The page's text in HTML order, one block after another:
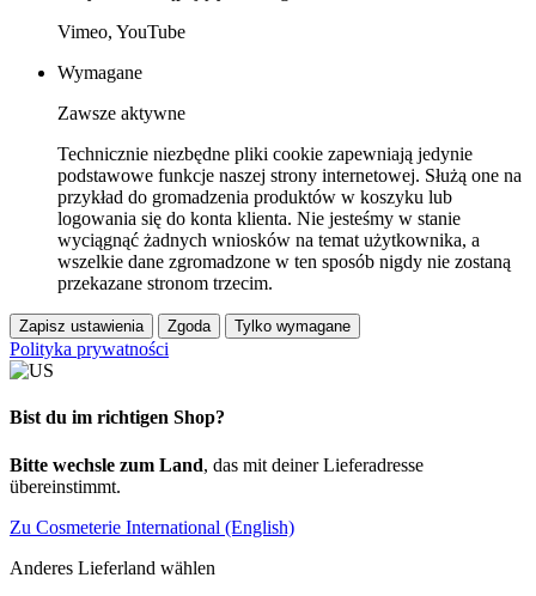
Vimeo, YouTube
Wymagane
Zawsze aktywne
Technicznie niezbędne pliki cookie zapewniają jedynie
podstawowe funkcje naszej strony internetowej. Służą one na
przykład do gromadzenia produktów w koszyku lub
logowania się do konta klienta. Nie jesteśmy w stanie
wyciągnąć żadnych wniosków na temat użytkownika, a
wszelkie dane zgromadzone w ten sposób nigdy nie zostaną
przekazane stronom trzecim.
Zapisz ustawienia Zgoda Tylko wymagane
Polityka prywatności
Bist du im richtigen Shop?
Bitte wechsle zum Land, das mit deiner Lieferadresse
übereinstimmt.
Zu Cosmeterie International (English)
Anderes Lieferland wählen